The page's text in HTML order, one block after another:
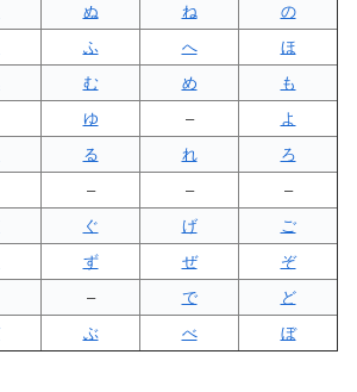
ぬ ね
の
ふ へ
ほ
む め
も
ゆ –
よ
る れ
ろ
– –
–
ぐ げ
ご
ず ぜ
ぞ
– で
ど
ぶ べ ぼ